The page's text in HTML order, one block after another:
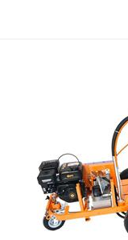
Спеціально
для нанесення
поворотах. AR 30
легка і
для нанесення
професійному або
секторі!
насосом.
Honda -